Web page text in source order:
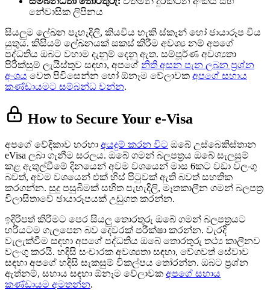
නේවාසික ලිපිනය
සියලුම ලේඛන පැහැදිලි, කියවිය හැකි ස්කෑන් හෝ ඡායාරූප විය
යුතුය. කිසියම් ලේඛනයක් සකස් කිරීම අවශ්‍ය නම් අපගේ
පද්ධතිය ඔබට වහාම දැනුම් දෙනු ඇත. සම්පූර්ණ අවශ්‍යතා
පිරික්සුම් ලැයිස්තුව සඳහා, අපගේ නිති අසන පැන ලබන ප්‍රශ්න
අංශය වෙත පිවිසෙන්න හෝ ඕනෑම වේලාවක අපගේ සහාය
කණ්ඩායමට සම්බන්ධ වන්න.
How to Secure Your e-Visa
අපගේ වේදිකාව හරහා අයදුම් කරන විට ඔබේ උස්බෙකිස්තාන
eVisa ලබා ගැනීම සරලය. ඔබේ ගමන් බලපත්‍රය ඔබේ සැලසුම්
කළ ඇතුල්වීමේ දිනයෙන් අවම වශයෙන් මාස 6කට වඩා වලංගු
බවත්, අවම වශයෙන් එක් හිස් පිටුවක් ඇති බවත් සහතික
කරගන්න. සුදු පසුබිමක් සහිත පැහැදිලි, මෑතකාලීන ගමන් බලපත්‍ර
විලාසිතාවේ ඡායාරූපයක් උඩුගත කරන්න.
ඉදිරිපත් කිරීමට පෙර සියලු තොරතුරු ඔබේ ගමන් බලපත්‍රයට
හරියටම ගැලපෙන බව දෙවරක් පරීක්ෂා කරන්න. වැරදි
වැලැක්වීම සඳහා අපගේ පද්ධතිය ඔබේ තොරතුරු තථ්‍ය කාලීනව
වලංගු කරයි. හදිසි සංචාරක අවශ්‍යතා සඳහා, වේගවත් සේවාව
සඳහා අපගේ හදිසි සැකසුම් විකල්පය තෝරන්න. ඔබට ප්‍රශ්න
ඇත්නම්, සහාය සඳහා ඕනෑම වේලාවක අපගේ සහාය
කණ්ඩායම අමතන්න.